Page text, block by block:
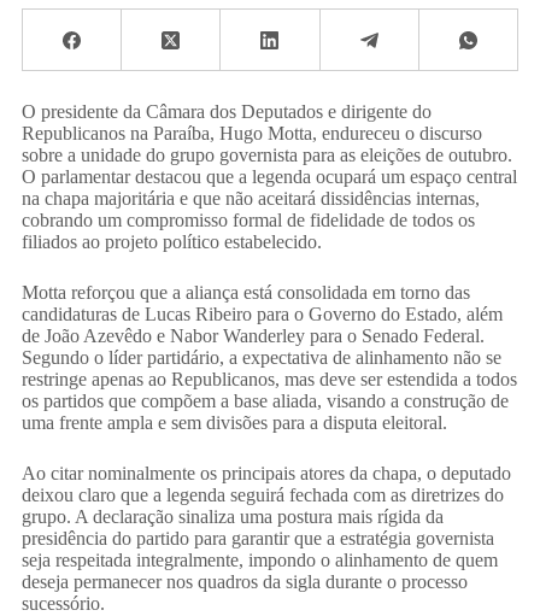
​O presidente da Câmara dos Deputados e dirigente do
Republicanos na Paraíba, Hugo Motta, endureceu o discurso
sobre a unidade do grupo governista para as eleições de outubro.
O parlamentar destacou que a legenda ocupará um espaço central
na chapa majoritária e que não aceitará dissidências internas,
cobrando um compromisso formal de fidelidade de todos os
filiados ao projeto político estabelecido.
​Motta reforçou que a aliança está consolidada em torno das
candidaturas de Lucas Ribeiro para o Governo do Estado, além
de João Azevêdo e Nabor Wanderley para o Senado Federal.
Segundo o líder partidário, a expectativa de alinhamento não se
restringe apenas ao Republicanos, mas deve ser estendida a todos
os partidos que compõem a base aliada, visando a construção de
uma frente ampla e sem divisões para a disputa eleitoral.
​Ao citar nominalmente os principais atores da chapa, o deputado
deixou claro que a legenda seguirá fechada com as diretrizes do
grupo. A declaração sinaliza uma postura mais rígida da
presidência do partido para garantir que a estratégia governista
seja respeitada integralmente, impondo o alinhamento de quem
deseja permanecer nos quadros da sigla durante o processo
sucessório.